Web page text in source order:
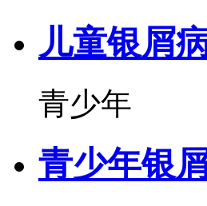
儿童银屑
青少年
青少年银